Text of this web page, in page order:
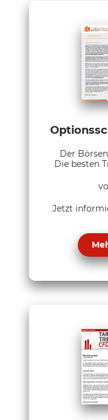
Der
Die besten
Jetzt